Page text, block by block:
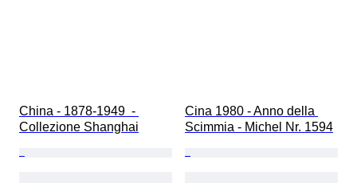
China - 1878-1949  -
Collezione Shanghai
Cina 1980 - Anno della
Scimmia - Michel Nr. 1594